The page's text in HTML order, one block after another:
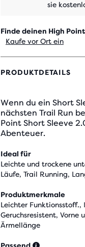
sie
Finde deinen High
Kaufe vor Ort ein
PRODUKTDETAILS
Wenn du ein Short
nächsten Trail Run
Point Short Sleeve
Abenteuer.
Ideal für
Leichte und trockene
Läufe, Trail Running,
Produktmerkmale
Leichter Funktionsstoff.,
Geruchsresistent,
Ärmellänge